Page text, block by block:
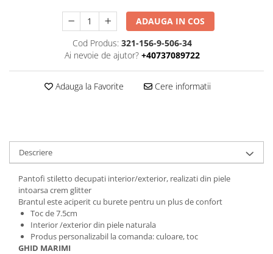
ADAUGA IN COS
Cod Produs: 321-156-9-506-34
Ai nevoie de ajutor? +40737089722
Adauga la Favorite Cere informatii
Descriere
Pantofi stiletto decupati interior/exterior, realizati din piele
intoarsa crem glitter
Brantul este aciperit cu burete pentru un plus de confort
Toc de 7.5cm
Interior /exterior din piele naturala
Produs personalizabil la comanda: culoare, toc
GHID MARIMI